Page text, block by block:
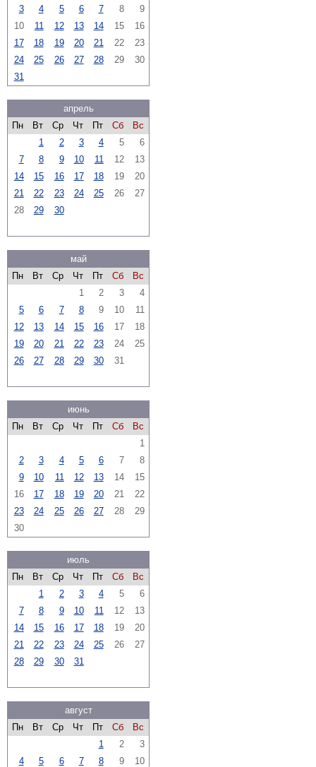
3 4 5 6 7 8
9
10
11 12 13 14 15
16
17
18 19 20 21 22
23
24
25 26 27 28 29
30
31
апрель
Пн
Вт Ср Чт Пт Сб
Вс
1
2 3 4 5
6
7
8 9 10 11 12
13
14
15 16 17 18 19
20
21
22 23 24 25 26
27
28
29 30
май
Пн
Вт Ср Чт Пт Сб
Вс
1
2 3
4
5
6 7 8 9 10
11
12
13 14 15 16 17
18
19
20 21 22 23 24
25
26
27 28 29 30 31
июнь
Пн
Вт Ср Чт Пт Сб
Вс
1
2
3 4 5 6 7
8
9
10 11 12 13 14
15
16
17 18 19 20 21
22
23
24 25 26 27 28
29
30
июль
Пн
Вт Ср Чт Пт Сб
Вс
1
2 3 4 5
6
7
8 9 10 11 12
13
14
15 16 17 18 19
20
21
22 23 24 25 26
27
28
29 30 31
август
Пн
Вт Ср Чт Пт Сб
Вс
1
2
3
4
5 6 7 8 9
10